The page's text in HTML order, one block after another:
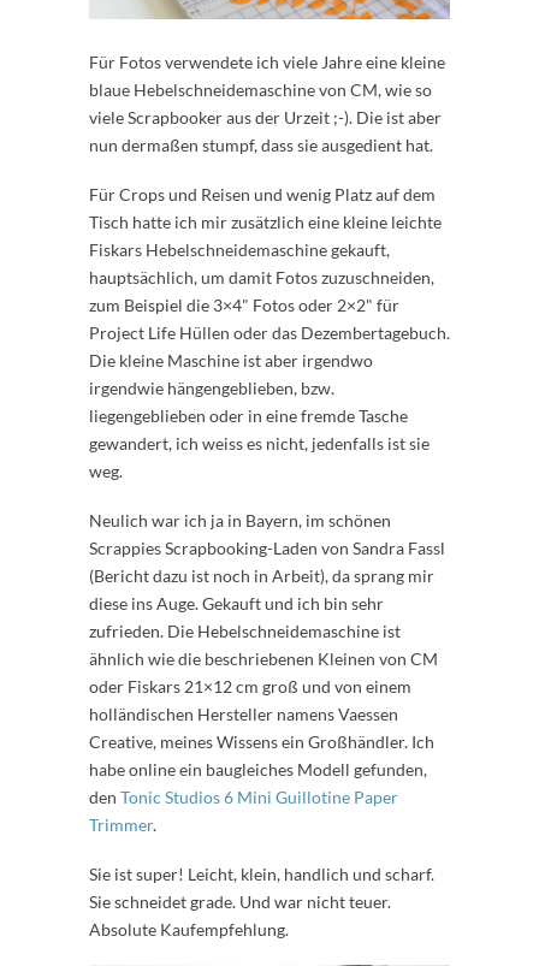
Für Fotos verwendete ich viele Jahre eine kleine
blaue Hebelschneidemaschine von CM, wie so
viele Scrapbooker aus der Urzeit ;-). Die ist aber
nun dermaßen stumpf, dass sie ausgedient hat.
Für Crops und Reisen und wenig Platz auf dem
Tisch hatte ich mir zusätzlich eine kleine leichte
Fiskars Hebelschneidemaschine gekauft,
hauptsächlich, um damit Fotos zuzuschneiden,
zum Beispiel die 3×4" Fotos oder 2×2" für
Project Life Hüllen oder das Dezembertagebuch.
Die kleine Maschine ist aber irgendwo
irgendwie hängengeblieben, bzw.
liegengeblieben oder in eine fremde Tasche
gewandert, ich weiss es nicht, jedenfalls ist sie
weg.
Neulich war ich ja in Bayern, im schönen
Scrappies Scrapbooking-Laden von Sandra Fassl
(Bericht dazu ist noch in Arbeit), da sprang mir
diese ins Auge. Gekauft und ich bin sehr
zufrieden. Die Hebelschneidemaschine ist
ähnlich wie die beschriebenen Kleinen von CM
oder Fiskars 21×12 cm groß und von einem
holländischen Hersteller namens Vaessen
Creative, meines Wissens ein Großhändler. Ich
habe online ein baugleiches Modell gefunden,
den Tonic Studios 6 Mini Guillotine Paper
Trimmer.
Sie ist super! Leicht, klein, handlich und scharf.
Sie schneidet grade. Und war nicht teuer.
Absolute Kaufempfehlung.